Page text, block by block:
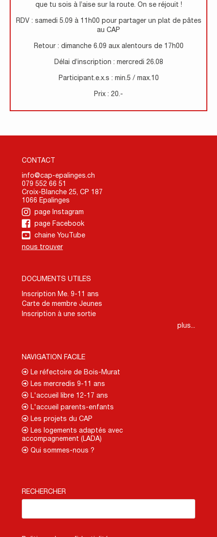
que tu sois à l’aise sur la route. On se réjouit !
RDV : samedi 5.09 à 11h00 pour partager un plat de pâtes
au CAP
Retour : dimanche 6.09 aux alentours de 17h00
Délai d’inscription : mercredi 26.08
Participant.e.x.s : min.5 / max.10
Prix : 20.-
CONTACT
info@cap-epalinges.ch
079 552 66 51
Croix-Blanche 25, CP 187
1066 Epalinges
page Instagram
page Facebook
chaine YouTube
nous trouver
DOCUMENTS UTILES
Inscription Me. 9-11 ans
Carte de membre Jeunes
Inscription à une sortie
plus...
NAVIGATION FACILE
Le réfectoire de Bois-Murat
Les mercredis 9-11 ans
L'accueil libre 12-17 ans
L'accueil parents-enfants
Les projets du CAP
Les logements adaptés avec
accompagnement (LADA)
Qui sommes-nous ?
RECHERCHER